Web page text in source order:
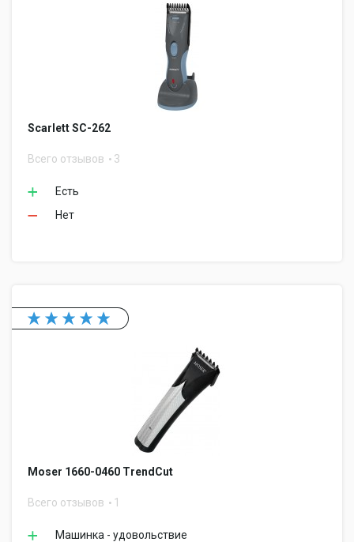
Scarlett SC-262
Всего отзывов 3
Есть
Нет
Moser 1660-0460 TrendCut
Всего отзывов 1
Машинка - удовольствие